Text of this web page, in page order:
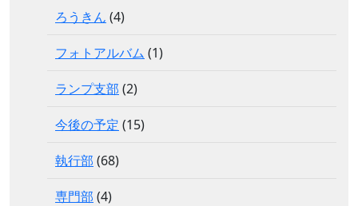
ろうきん (4)
フォトアルバム (1)
ランプ支部 (2)
今後の予定 (15)
執行部 (68)
専門部 (4)